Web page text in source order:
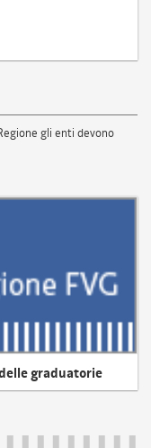
gli enti devono
graduatorie